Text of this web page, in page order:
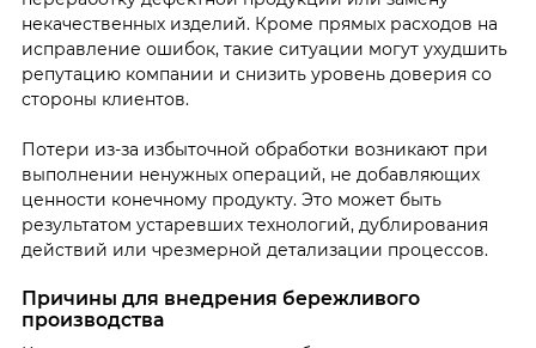
некачественных изделий. Кроме прямых расходов на
исправление ошибок, такие ситуации могут ухудшить
репутацию компании и снизить уровень доверия со
стороны клиентов.
Потери из-за избыточной обработки возникают при
выполнении ненужных операций, не добавляющих
ценности конечному продукту. Это может быть
результатом устаревших технологий, дублирования
действий или чрезмерной детализации процессов.
Причины для внедрения бережливого
производства